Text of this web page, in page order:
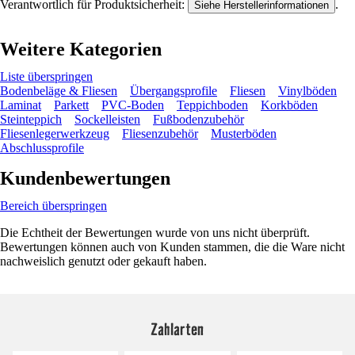
Verantwortlich für Produktsicherheit: Siehe Herstellerinformationen .
Weitere Kategorien
Liste überspringen
Bodenbeläge & Fliesen
Übergangsprofile Fliesen
Vinylböden
Laminat
Parkett PVC-Boden Teppichboden
Korkböden
Steinteppich
Sockelleisten
Fußbodenzubehör
Fliesenlegerwerkzeug
Fliesenzubehör
Musterböden
Abschlussprofile
Kundenbewertungen
Bereich überspringen
Die Echtheit der Bewertungen wurde von uns nicht überprüft.
Bewertungen können auch von Kunden stammen, die die Ware nicht
nachweislich genutzt oder gekauft haben.
Zahlarten